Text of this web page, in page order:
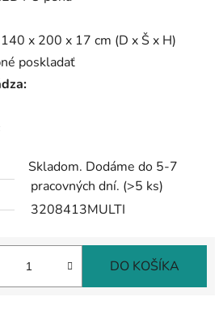
x 200 x 17 cm (D x Š x H)
poskladať
Skladom. Dodáme do 5-7
pracovných dní. (>5 ks)
3208413MULTI
DO KOŠÍKA